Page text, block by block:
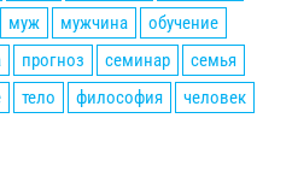
муж мужчина
обучение
прогноз семинар
семья
тело философия
человек